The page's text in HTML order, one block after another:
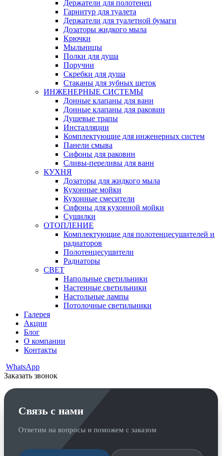
Держатели для полотенец
Гарнитур для туалета
Держатели для туалетной бумаги
Дозаторы жидкого мыла
Крючки
Мыльницы
Полки для душа
Поручни
Скребки для душа
Стаканы для зубных щеток
ИНЖЕНЕРНЫЕ СИСТЕМЫ
Донные клапаны для ванн
Донные клапаны для раковин
Душевые трапы
Инсталляции
Комплектующие для инженерных систем
Панели смыва
Сифоны для раковин
Сливы-переливы для ванн
КУХНЯ
Дозаторы для жидкого мыла
Кухонные мойки
Кухонные смесители
Сифоны для кухонной мойки
Сушилки
ОТОПЛЕНИЕ
Комплектующие для полотенцесушителей и
радиаторов
Полотенцесушители
Радиаторы
СВЕТ
Напольные светильники
Настенные светильники
Настольные лампы
Потолочные светильники
Галерея
Акции
Блог
О компании
Контакты
WhatsApp
Заказать звонок
Связь с нами
Ответим на вопросы и поможем с заказом